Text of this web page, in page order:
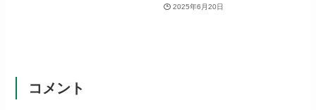
2025年6月20日
コメント